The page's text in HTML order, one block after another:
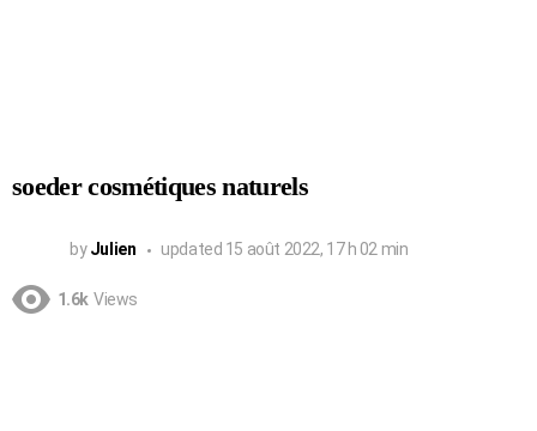
soeder cosmétiques naturels
by Julien updated 15 août 2022, 17 h 02 min
1.6k Views